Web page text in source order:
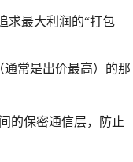
求最大利润的“打包
通常是出价最高）的那
的保密通信层，防止